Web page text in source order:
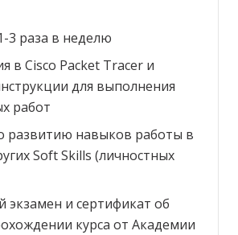
3 раза в неделю
в Cisco Packet Tracer и
для выполнения
работ
развитию навыков работы в
Soft Skills (личностных
и сертификат об
курса от Академии